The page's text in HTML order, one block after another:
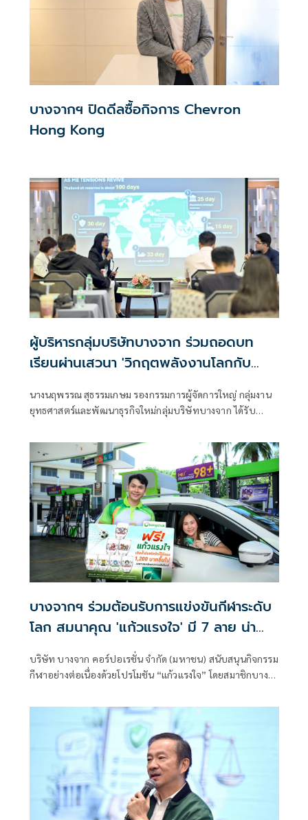
บางจากฯ ปิดดีลซื้อกิจการ Chevron
Hong Kong
ผู้บริหารกลุ่มบริษัทบางจาก ร่วมถอดบท
เรียนผ่านเสวนา 'วิกฤตพลังงานโลกกับ
บสก.12
นางนฤพรรณ สุธรรมเกษม รองกรรมการผู้จัดการใหญ่ กลุ่มงาน
ยุทธศาสตร์และพัฒนาธุรกิจใหม่กลุ่มบริษัทบางจาก ได้รับ
ทางออกของประเทศไทย” ภายใต้หลักสูตรผู้บริหารการสื่อสาร
มวลชนระดับกลาง ด้านกิจการกระจายเสียงและกิจการโทรทัศน์
(บสก.) รุ่นที่ 12
บางจากฯ ร่วมต้อนรับการแข่งขันกีฬาระดับ
โลก สมนาคุณ 'แก้วแรงใจ' มี 7 ลาย น่า
บริษัท บางจาก คอร์ปอเรชั่น จำกัด (มหาชน) สนับสนุนกิจกรรม
กีฬาอย่างต่อเนื่องด้วยโปรโมชัน “แก้วแรงใจ” โดยสมาชิกบางจา
ขึ้นไป รับฟรี “แก้วแรงใจ 2026” มูลค่า 49 บาท จำนวน 1 ใบ
ตั้งแต่วันที่ 10 มิถุนายน 2569 ถึงวันที่ 20 กรกฎาคม 2569